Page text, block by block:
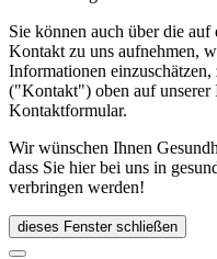
Sie können auch über die auf
Kontakt zu uns aufnehmen,
Informationen
("Kontakt") oben auf unserer
Kontaktformular.
Wir wünschen Ihnen
dass Sie hier bei uns in
verbringen werden!
dieses Fenster schließen